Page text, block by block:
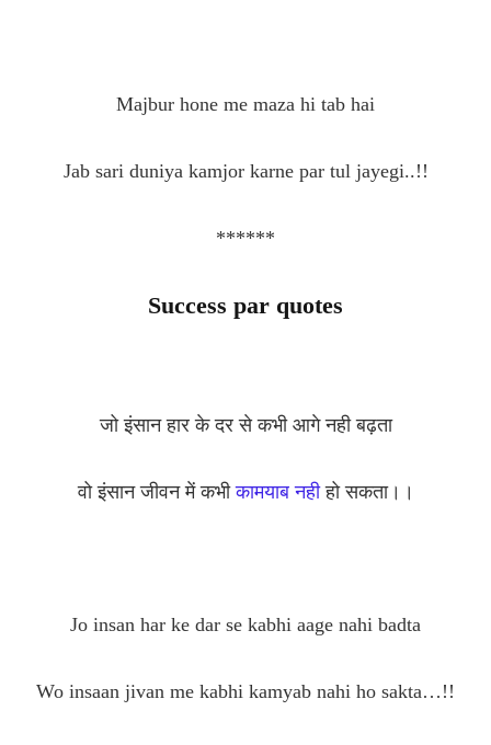
Majbur hone me maza hi tab hai
Jab sari duniya kamjor karne par tul jayegi..!!
******
Success par quotes
जो इंसान हार के दर से कभी आगे नही बढ़ता
वो इंसान जीवन में कभीकामयाब नहीहो सकता।।
Jo insan har ke dar se kabhi aage nahi badta
Wo insaan jivan me kabhi kamyab nahi ho sakta…!!